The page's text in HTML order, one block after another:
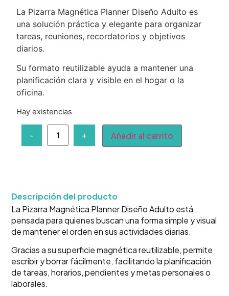
La Pizarra Magnética Planner Diseño Adulto es
una solución práctica y elegante para organizar
tareas, reuniones, recordatorios y objetivos
diarios.
Su formato reutilizable ayuda a mantener una
planificación clara y visible en el hogar o la
oficina.
Hay existencias
- + Añadir al carrito
Descripción del producto
La Pizarra Magnética Planner Diseño Adulto está
pensada para quienes buscan una forma simple y visual
de mantener el orden en sus actividades diarias.
Gracias a su superficie magnética reutilizable, permite
escribir y borrar fácilmente, facilitando la planificación
de tareas, horarios, pendientes y metas personales o
laborales.